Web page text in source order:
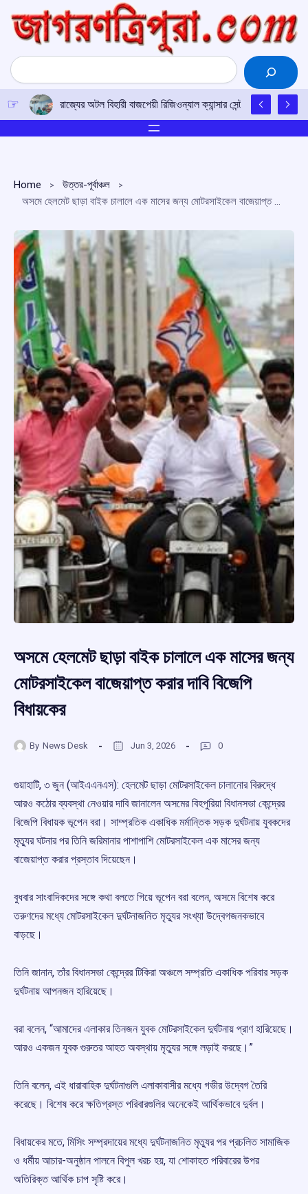
content
Search
রাজ্যের অটল বিহারী বাজপেয়ী রিজিওন্যাল ক্যান্সার সেন্টারে উত্তর-
Home
উত্তর-পূর্বাঞ্চল
অসমে হেলমেট ছাড়া বাইক চালালে এক মাসের জন্য মোটরসাইকেল বাজেয়াপ্ত করার দাবি বিজেপি বিধায়কের
অসমে হেলমেট ছাড়া বাইক চালালে এক মাসের জন্য
মোটরসাইকেল বাজেয়াপ্ত করার দাবি বিজেপি
বিধায়কের
By News Desk Jun 3, 2026 0
গুয়াহাটি, ৩ জুন (আইএএনএস): হেলমেট ছাড়া মোটরসাইকেল চালানোর বিরুদ্ধে
আরও কঠোর ব্যবস্থা নেওয়ার দাবি জানালেন অসমের বিহপুরিয়া বিধানসভা কেন্দ্রের
বিজেপি বিধায়ক ভূপেন বরা। সাম্প্রতিক একাধিক মর্মান্তিক সড়ক দুর্ঘটনায় যুবকদের
মৃত্যুর ঘটনার পর তিনি জরিমানার পাশাপাশি মোটরসাইকেল এক মাসের জন্য
বাজেয়াপ্ত করার প্রস্তাব দিয়েছেন।
বুধবার সাংবাদিকদের সঙ্গে কথা বলতে গিয়ে ভূপেন বরা বলেন, অসমে বিশেষ করে
তরুণদের মধ্যে মোটরসাইকেল দুর্ঘটনাজনিত মৃত্যুর সংখ্যা উদ্বেগজনকভাবে
বাড়ছে।
তিনি জানান, তাঁর বিধানসভা কেন্দ্রের টিকিরা অঞ্চলে সম্প্রতি একাধিক পরিবার সড়ক
দুর্ঘটনায় আপনজন হারিয়েছে।
বরা বলেন, “আমাদের এলাকার তিনজন যুবক মোটরসাইকেল দুর্ঘটনায় প্রাণ হারিয়েছে।
আরও একজন যুবক গুরুতর আহত অবস্থায় মৃত্যুর সঙ্গে লড়াই করছে।”
তিনি বলেন, এই ধারাবাহিক দুর্ঘটনাগুলি এলাকাবাসীর মধ্যে গভীর উদ্বেগ তৈরি
করেছে। বিশেষ করে ক্ষতিগ্রস্ত পরিবারগুলির অনেকেই আর্থিকভাবে দুর্বল।
বিধায়কের মতে, মিসিং সম্প্রদায়ের মধ্যে দুর্ঘটনাজনিত মৃত্যুর পর প্রচলিত সামাজিক
ও ধর্মীয় আচার-অনুষ্ঠান পালনে বিপুল খরচ হয়, যা শোকাহত পরিবারের উপর
অতিরিক্ত আর্থিক চাপ সৃষ্টি করে।